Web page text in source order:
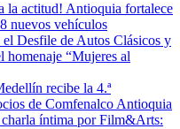
la actitud! Antioquia fortalece
nuevos vehículos
Desfile de Autos Clásicos y
homenaje “Mujeres al
recibe la 4.ª
de Comfenalco Antioquia
íntima por Film&Arts: